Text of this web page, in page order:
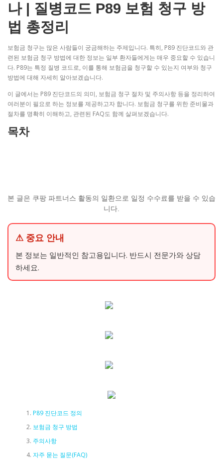
나 | 질병코드 P89 보험 청구 방
법 총정리
보험금 청구는 많은 사람들이 궁금해하는 주제입니다. 특히, P89 진단코드와 관
련된 보험금 청구 방법에 대한 정보는 일부 환자들에게는 매우 중요할 수 있습니
다. P89는 특정 질병 코드로, 이를 통해 보험금을 청구할 수 있는지 여부와 청구
방법에 대해 자세히 알아보겠습니다.
이 글에서는 P89 진단코드의 의미, 보험금 청구 절차 및 주의사항 등을 정리하여
여러분이 필요로 하는 정보를 제공하고자 합니다. 보험금 청구를 위한 준비물과
절차를 명확히 이해하고, 관련된 FAQ도 함께 살펴보겠습니다.
목차
본 글은 쿠팡 파트너스 활동의 일환으로 일정 수수료를 받을 수 있습
니다.
⚠ 중요 안내
본 정보는 일반적인 참고용입니다. 반드시 전문가와 상담
하세요.
P89 진단코드 정의
보험금 청구 방법
주의사항
자주 묻는 질문(FAQ)